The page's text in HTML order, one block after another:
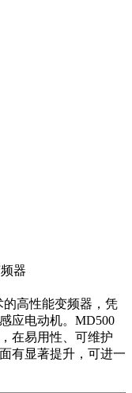
器
高性能变频器，凭
应电动机。MD500
在易用性、可维护
有显著提升，可进一